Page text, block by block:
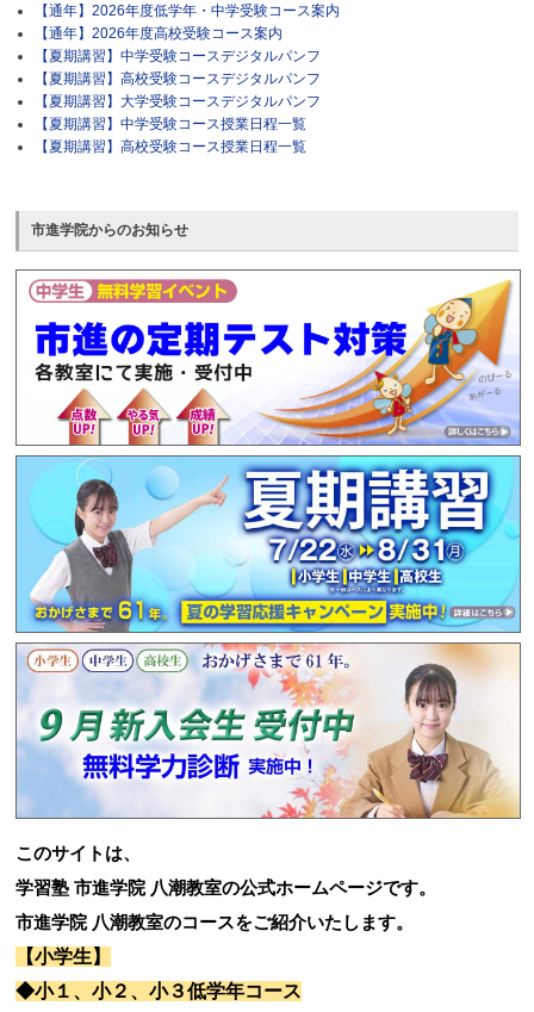
【通年】2026年度低学年・中学受験コース案内
【通年】2026年度高校受験コース案内
【夏期講習】中学受験コースデジタルパンフ
【夏期講習】高校受験コースデジタルパンフ
【夏期講習】大学受験コースデジタルパンフ
【夏期講習】中学受験コース授業日程一覧
【夏期講習】高校受験コース授業日程一覧
市進学院からのお知らせ
このサイトは、
学習塾 市進学院 八潮教室の公式ホームページです。
市進学院 八潮教室のコースをご紹介いたします。
【小学生】
◆小１、小２、小３低学年コース